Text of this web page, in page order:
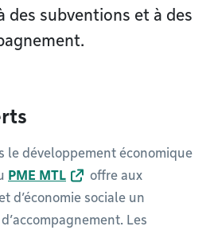
des subventions et à des
le développement économique
PME MTL
offre aux
d’économie sociale un
Les